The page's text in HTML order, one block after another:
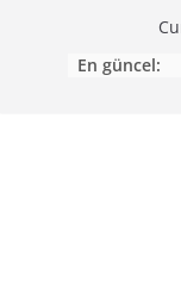
En güncel: